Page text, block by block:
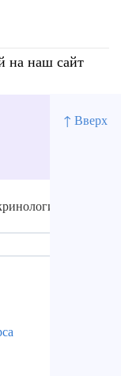
↑ Вверх
на наш сайт